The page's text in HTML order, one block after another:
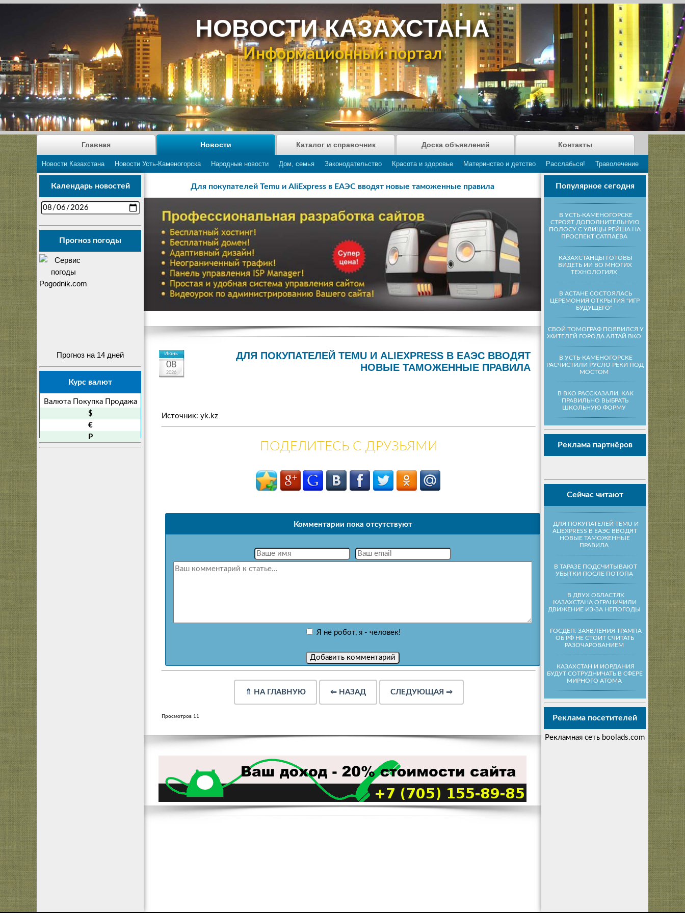
НОВОСТИ КАЗАХСТАНА
Информационный портал
Главная Новости
Новости Казахстана Новости Усть-Каменогорска Народные новости Дом, семья Законодательство Красота и здоровье Материнство и детство Расслабься! Траволечение
Каталог и справочник Доска объявлений Контакты
Популярное сегодня
В УСТЬ-КАМЕНОГОРСКЕ
СТРОЯТ ДОПОЛНИТЕЛЬНУЮ
ПОЛОСУ С УЛИЦЫ РЕЙША НА
ПРОСПЕКТ САТПАЕВА
КАЗАХСТАНЦЫ ГОТОВЫ
ВИДЕТЬ ИИ ВО МНОГИХ
ТЕХНОЛОГИЯХ
В АСТАНЕ СОСТОЯЛАСЬ
ЦЕРЕМОНИЯ ОТКРЫТИЯ "ИГР
БУДУЩЕГО"
СВОЙ ТОМОГРАФ ПОЯВИЛСЯ У
ЖИТЕЛЕЙ ГОРОДА АЛТАЙ ВКО
В УСТЬ-КАМЕНОГОРСКЕ
РАСЧИСТИЛИ РУСЛО РЕКИ ПОД
МОСТОМ
В ВКО РАССКАЗАЛИ, КАК
ПРАВИЛЬНО ВЫБРАТЬ
ШКОЛЬНУЮ ФОРМУ
Реклама партнёров
Сейчас читают
ДЛЯ ПОКУПАТЕЛЕЙ TEMU И
ALIEXPRESS В ЕАЭС ВВОДЯТ
НОВЫЕ ТАМОЖЕННЫЕ
ПРАВИЛА
В ТАРАЗЕ ПОДСЧИТЫВАЮТ
УБЫТКИ ПОСЛЕ ПОТОПА
В ДВУХ ОБЛАСТЯХ
КАЗАХСТАНА ОГРАНИЧИЛИ
ДВИЖЕНИЕ ИЗ-ЗА НЕПОГОДЫ
ГОСДЕП: ЗАЯВЛЕНИЯ ТРАМПА
ОБ РФ НЕ СТОИТ СЧИТАТЬ
РАЗОЧАРОВАНИЕМ
КАЗАХСТАН И ИОРДАНИЯ
БУДУТ СОТРУДНИЧАТЬ В СФЕРЕ
МИРНОГО АТОМА
Реклама посетителей
Рекламная сеть boolads.com
Календарь новостей
Прогноз погоды
Прогноз на 14 дней
Курс валют
Валюта Покупка
Продажа
$
€
P
Для покупателей Temu и AliExpress в ЕАЭС вводят новые таможенные правила
Июнь
08
2026
ДЛЯ ПОКУПАТЕЛЕЙ TEMU И ALIEXPRESS В ЕАЭС ВВОДЯТ
НОВЫЕ ТАМОЖЕННЫЕ ПРАВИЛА
Источник: yk.kz
ПОДЕЛИТЕСЬ С ДРУЗЬЯМИ
Комментарии пока отсутствуют
Я не робот, я - человек!
⇑ НА ГЛАВНУЮ ⇐ НАЗАД СЛЕДУЮЩАЯ ⇒
Просмотров 11